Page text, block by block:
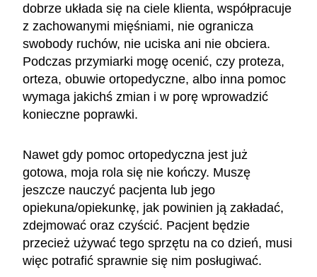
dobrze układa się na ciele klienta, współpracuje
z zachowanymi mięśniami, nie ogranicza
swobody ruchów, nie uciska ani nie obciera.
Podczas przymiarki mogę ocenić, czy proteza,
orteza, obuwie ortopedyczne, albo inna pomoc
wymaga jakichś zmian i w porę wprowadzić
konieczne poprawki.
Nawet gdy pomoc ortopedyczna jest już
gotowa, moja rola się nie kończy. Muszę
jeszcze nauczyć pacjenta lub jego
opiekuna/opiekunkę, jak powinien ją zakładać,
zdejmować oraz czyścić. Pacjent będzie
przecież używać tego sprzętu na co dzień, musi
więc potrafić sprawnie się nim posługiwać.